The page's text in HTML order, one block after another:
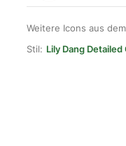
Weitere Icons aus dem
Stil: Lily Dang Detailed